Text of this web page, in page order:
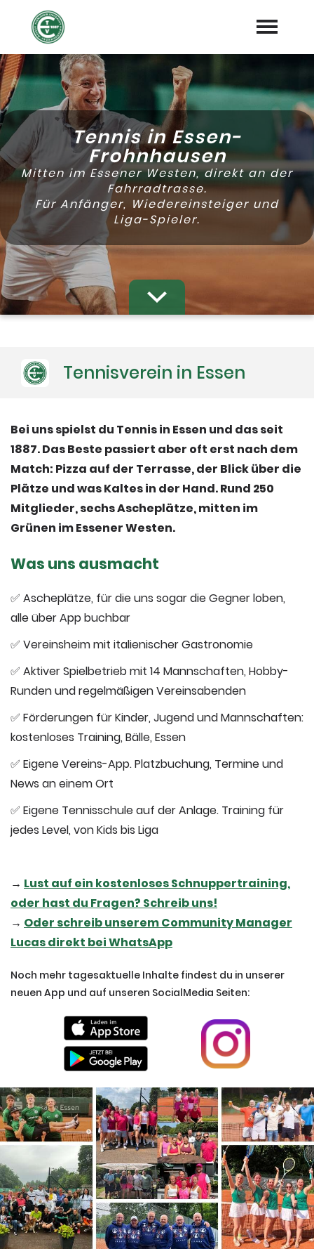
Home
Platzbuchung
Mitglied werden
Training
Tennis für Kinder
Mehr expand_more
Tennis in Essen-
Frohnhausen
Mitten im Essener Westen, direkt an der
Fahrradtrasse.
Für Anfänger, Wiedereinsteiger und
Liga-Spieler.
Tennisverein in Essen
Bei uns spielst du Tennis in Essen und das seit
1887. Das Beste passiert aber oft erst nach dem
Match: Pizza auf der Terrasse, der Blick über die
Plätze und was Kaltes in der Hand. Rund 250
Mitglieder, sechs Ascheplätze, mitten im
Grünen im Essener Westen.
Was uns ausmacht
✅ Ascheplätze, für die uns sogar die Gegner loben,
alle über App buchbar
✅ Vereinsheim mit italienischer Gastronomie
✅ Aktiver Spielbetrieb mit 14 Mannschaften, Hobby-
Runden und regelmäßigen Vereinsabenden
✅ Förderungen für Kinder, Jugend und Mannschaften:
kostenloses Training, Bälle, Essen
✅ Eigene Vereins-App. Platzbuchung, Termine und
News an einem Ort
✅ Eigene Tennisschule auf der Anlage. Training für
jedes Level, von Kids bis Liga
→ Lust auf ein kostenloses Schnuppertraining,
oder hast du Fragen? Schreib uns!
→ Oder schreib unserem Community Manager
Lucas direkt bei WhatsApp
Noch mehr tagesaktuelle Inhalte findest du in unserer
neuen App und auf unseren SocialMedia Seiten: